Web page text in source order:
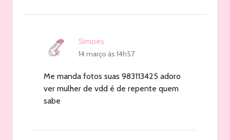
Simoes
14 março às 14h57
Me manda fotos suas 983113425 adoro
ver mulher de vdd é de repente quem
sabe